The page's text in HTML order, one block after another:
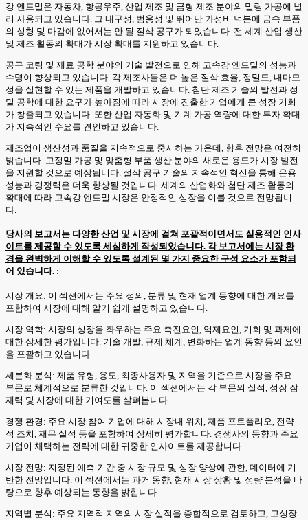
강 엔드밀은 자동차, 항공우주, 산업 제조 및 금형 제조 분야의 밀링 가공에 널
리 사용되고 있습니다. 그 내구성, 범용성 및 뛰어난 가성비 덕분에 금속 부품
의 성형 및 마감에 없어서는 안 될 절삭 공구가 되었습니다. 전 세계 산업 생산
및 제조 활동의 확대가 시장 확대를 지원하고 있습니다.
공구 코팅 및 재료 공학 분야의 기술 발전으로 인해 고속강 엔드밀의 성능과
수명이 향상되고 있습니다. 각 제조사들은 더 높은 절삭 효율, 정밀도, 내마모
성을 실현할 수 있는 제품을 개발하고 있습니다. 첨단 제조 기술의 발전과 정
밀 공학에 대한 요구가 높아짐에 따라 시장에 진출한 기업에게 큰 성장 기회
가 창출되고 있습니다. 또한 산업 자동화 및 기계 가공 역량에 대한 투자 확대
가 지속적인 수요를 견인하고 있습니다.
제조업이 생산성과 품질을 지속적으로 중시하는 가운데, 향후 전망은 여전히
밝습니다. 고정밀 가공 및 맞춤형 부품 생산 분야의 새로운 용도가 시장 발전
을 지원할 것으로 예상됩니다. 절삭 공구 기술의 지속적인 혁신을 통해 운용
성능과 경쟁력은 더욱 향상될 것입니다. 세계의 산업화와 첨단 제조 활동의
확대에 따라 고속강 엔드밀 시장은 안정적인 성장을 이룰 것으로 전망됩니
다.
당사의 보고서는 다양한 산업 및 시장에 걸쳐 포괄적이면서도 실용적인 인사
이트를 제공할 수 있도록 세심하게 작성되었습니다. 각 보고서에는 시장 환
경을 완벽하게 이해할 수 있도록 설계된 몇 가지 중요한 구성 요소가 포함되
어 있습니다. :
시장 개요: 이 섹션에서는 주요 정의, 분류 및 현재 업계 동향에 대한 개요를
포함하여 시장에 대해 알기 쉽게 설명하고 있습니다.
시장 역학: 시장의 성장을 좌우하는 주요 촉진요인, 억제요인, 기회 및 과제에
대한 상세한 평가입니다. 기술 개발, 규제 체계, 변화하는 업계 동향 등의 요인
을 포괄하고 있습니다.
세분화 분석: 제품 유형, 용도, 최종사용자 및 지역을 기준으로 시장을 주요
부문로 체계적으로 분류한 것입니다. 이 섹션에서는 각 부문의 실적, 성장 잠
재력 및 시장에 대한 기여도를 살펴봅니다.
경쟁 환경: 주요 시장 참여 기업에 대해 시장내 위치, 제품 포트폴리오, 전략
적 조치, 재무 실적 등을 포함하여 상세히 평가합니다. 경쟁사의 동향과 주요
기업이 채택하는 전략에 대한 귀중한 인사이트를 제공합니다.
시장 전망: 지정된 예측 기간 중 시장 규모 및 성장 양상에 관한, 데이터에 기
반한 전망입니다. 이 섹션에서는 과거 동향, 현재 시장 상황 및 정량 분석을 바
탕으로 향후 예상되는 동향을 밝힙니다.
지역별 분석: 주요 지역적 지역의 시장 실적을 종합적으로 검토하고, 고성장